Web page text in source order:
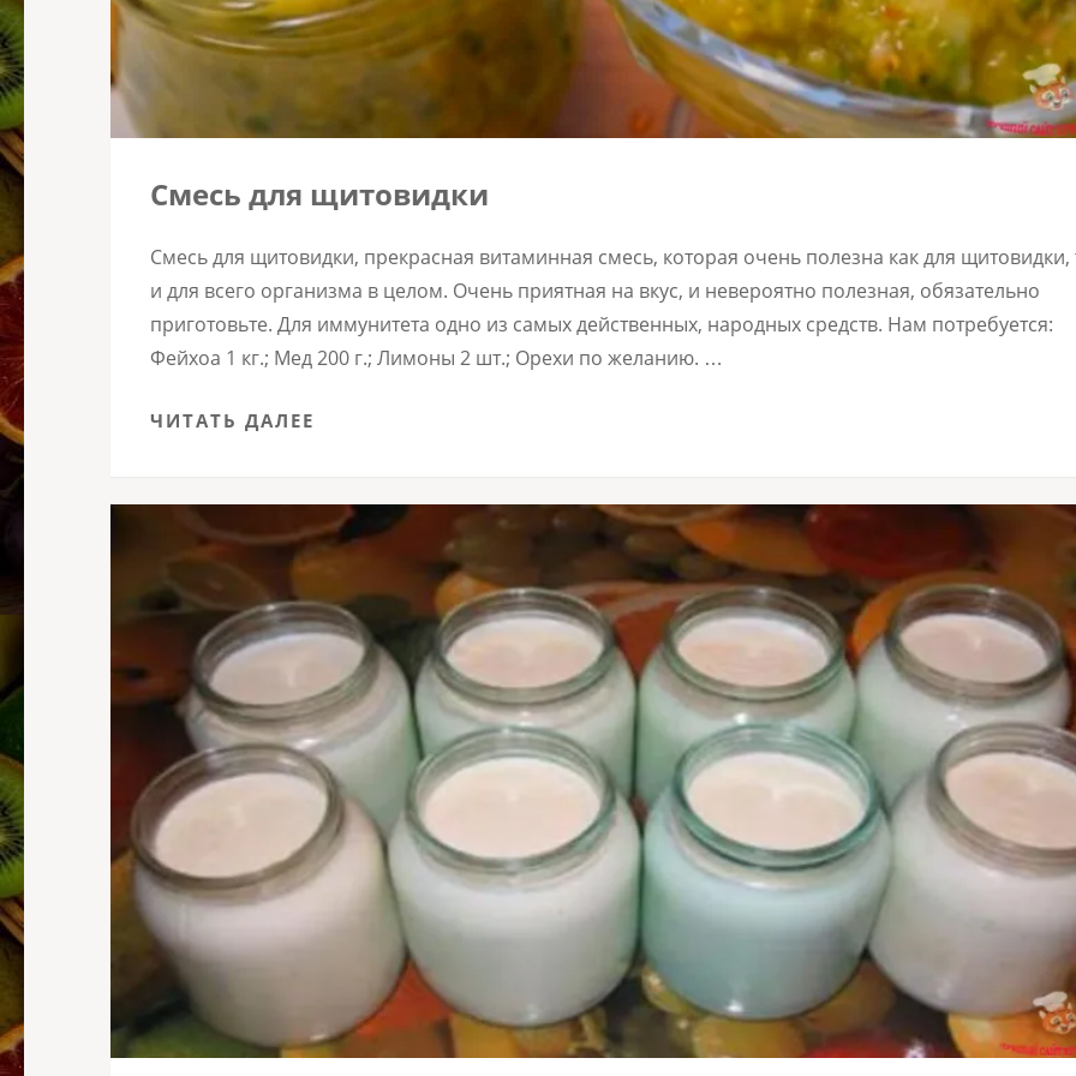
Смесь для щитовидки
Смесь для щитовидки, прекрасная витаминная смесь, которая очень полезна как для щитовидки,
и для всего организма в целом. Очень приятная на вкус, и невероятно полезная, обязательно
приготовьте. Для иммунитета одно из самых действенных, народных средств. Нам потребуется:
Фейхоа 1 кг.; Мед 200 г.; Лимоны 2 шт.; Орехи по желанию. …
ЧИТАТЬ ДАЛЕЕ